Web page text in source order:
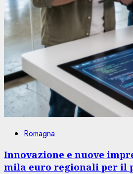
Romagna
Innovazione e nuove
mila euro regionali per il